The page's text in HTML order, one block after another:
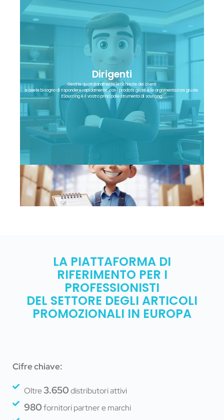
Dirigenti
Gestite quotidianamente le richieste dei clienti
e avete bisogno di rispondere rapidamente, con i prodotti giusti e le argomentazioni giuste.
ESourcing è il vostro principale strumento di sourcing.
LA PIATTAFORMA DI
RIFERIMENTO PER I
PROFESSIONISTI
DEL SETTORE DEGLI ARTICOLI
PROMOZIONALI IN EUROPA
Cifre chiave:
Oltre3.650distributori attivi
980fornitori partner e marchi